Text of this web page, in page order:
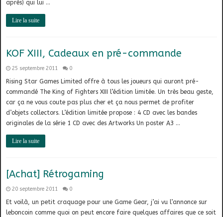
après) qui lui …
Lire la suite
KOF XIII, Cadeaux en pré-commande
25 septembre 2011 0
Rising Star Games Limited offre à tous les joueurs qui auront pré-
commandé The King of Fighters XIII l’édition limitée. Un très beau geste,
car ça ne vous coute pas plus cher et ça nous permet de profiter
d’objets collectors. L’édition limitée propose : 4 CD avec les bandes
originales de la série 1 CD avec des Artworks Un poster A3 …
Lire la suite
[Achat] Rétrogaming
20 septembre 2011 0
Et voilà, un petit craquage pour une Game Gear, j’ai vu l’annonce sur
leboncoin comme quoi on peut encore faire quelques affaires que ce soit